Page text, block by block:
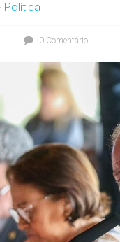
Política
0 Comentário